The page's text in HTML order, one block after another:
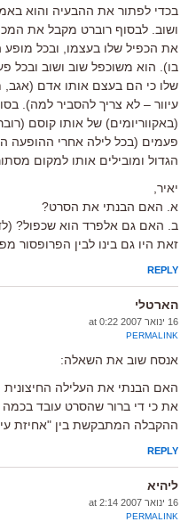
בכדי לפתור את ההבעיה והוא
ושוב. לבסוף רוברט מקבל את
את הכפיל שלו בעצמו, ובכל מופע
בו). הוא משוכפל שוב ושוב ובכל
שלו כי הם בעצם אותו אדם (אגב,
עיוור – לא צריך להסביר למה).
(באקווריומים) של אותו קוסם
פעמים (בכל לילה אחרי ההופעה
הגדול ומובילים אותו למקום
יאיר,
א. האם הבנתי את הסרט?
ב. האם גם אלפרד הוא שכפול?
זאת היו גם בינו לבין הפרופסור
REPLY
הארטלי
16 ינואר 2007 at 0:22
PERMALINK
אנסח שוב את השאלה:
האם הבנתי את העלילה החיצונית
את כי די ברור שהסרט עובד
ההקבלה המתבקשת בין "אחיזת
REPLY
ליהיא
16 ינואר 2007 at 2:14
PERMALINK